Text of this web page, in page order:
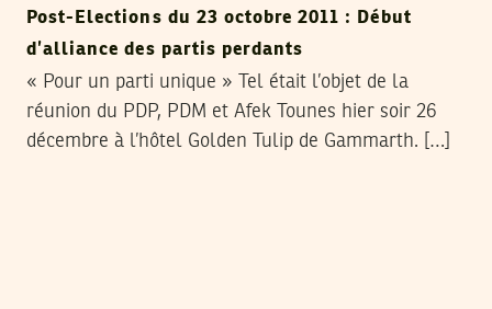
Post-Elections du 23 octobre 2011 : Début
d’alliance des partis perdants
« Pour un parti unique » Tel était l’objet de la
réunion du PDP, PDM et Afek Tounes hier soir 26
décembre à l’hôtel Golden Tulip de Gammarth. […]